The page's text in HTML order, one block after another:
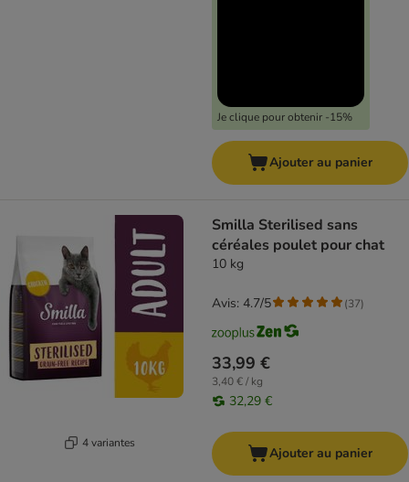
Je clique pour obtenir -15%
Ajouter au panier
4 variantes
Smilla Sterilised sans
céréales poulet pour chat
10 kg
33,99 €
3,40 € / kg
32,29 €
Avis: 4.7/5 (37)
Ajouter au panier